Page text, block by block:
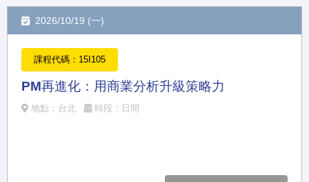
2026/10/19 (一)
課程代碼：15I105
PM再進化：用商業分析升級策略力
地點：台北 時段：日間